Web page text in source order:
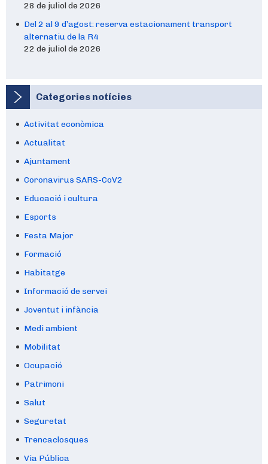
28 de juliol de 2026
Del 2 al 9 d’agost: reserva estacionament transport
alternatiu de la R4
22 de juliol de 2026
Categories notícies
Activitat econòmica
Actualitat
Ajuntament
Coronavirus SARS-CoV2
Educació i cultura
Esports
Festa Major
Formació
Habitatge
Informació de servei
Joventut i infància
Medi ambient
Mobilitat
Ocupació
Patrimoni
Salut
Seguretat
Trencaclosques
Via Pública